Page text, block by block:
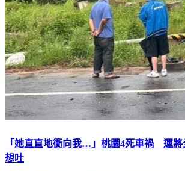
「她直直地衝向我…」桃園4死車禍 運將
想吐